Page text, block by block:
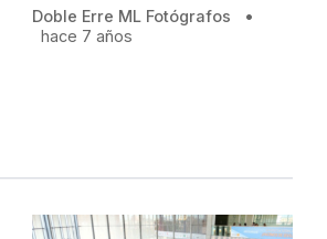
Doble Erre ML Fotógrafos
•
hace 7 años